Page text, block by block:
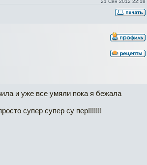
21 Сен 2012 22:18
и уже все умяли пока я бежала
супер супер су пер!!!!!!!